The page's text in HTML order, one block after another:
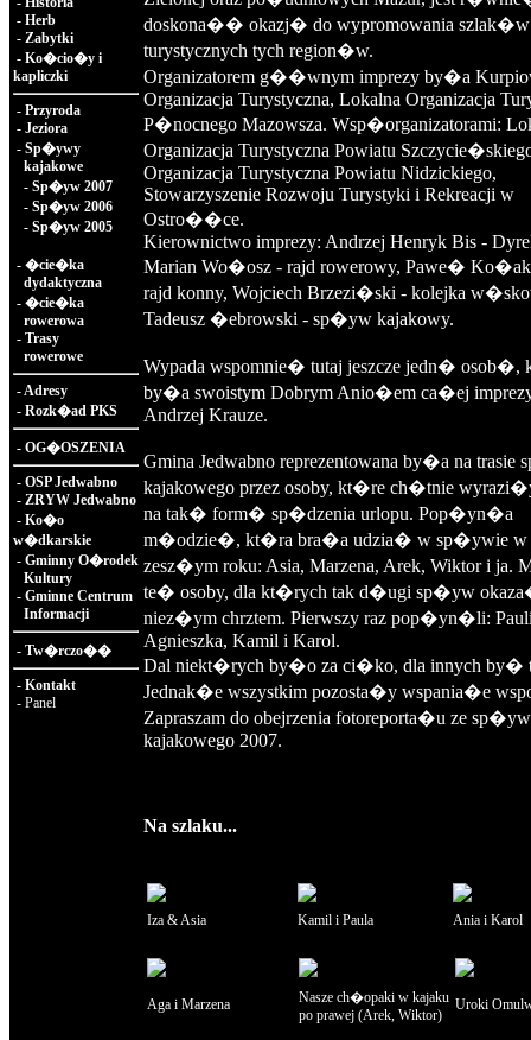
- Herb
- Zabytki
- Ko�cio�y i
kapliczki
- Przyroda
- Jeziora
- Sp�ywy
kajakowe
- Sp�yw 2007
- Sp�yw 2006
- Sp�yw 2005
- �cie�ka
dydaktyczna
- �cie�ka
rowerowa
- Trasy
rowerowe
-Adresy
- Rozk�ad PKS
- OG�OSZENIA
- OSP Jedwabno
- ZRYW Jedwabno
- Ko�o
w�dkarskie
- Gminny O�rodek
Kultury
- Gminne Centrum
Informacji
- Tw�rczo��
- Kontakt
- Panel
doskona�� okazj� do wypromowania szlak�w
turystycznych tych region�w.
Organizatorem g��wnym imprezy by�a
Organizacja Turystyczna, Lokalna Organizacja
P�nocnego Mazowsza. Wsp�organizatorami:
Organizacja Turystyczna Powiatu
Organizacja Turystyczna Powiatu Nidzickiego,
Stowarzyszenie Rozwoju Turystyki i Rekreacji w
Ostro��ce.
Kierownictwo imprezy: Andrzej Henryk Bis -
Marian Wo�osz - rajd rowerowy, Pawe�
rajd konny, Wojciech Brzezi�ski - kolejka
Tadeusz �ebrowski - sp�yw kajakowy.
Wypada wspomnie� tutaj jeszcze jedn� osob�,
by�a swoistym Dobrym Anio�em ca�ej
Andrzej Krauze.
Gmina Jedwabno reprezentowana by�a na trasie
kajakowego przez osoby, kt�re ch�tnie
na tak� form� sp�dzenia urlopu. Pop�yn�a
m�odzie�, kt�ra bra�a udzia� w sp�ywie w
zesz�ym roku: Asia, Marzena, Arek, Wiktor i ja.
te� osoby, dla kt�rych tak d�ugi sp�yw
niez�ym chrztem. Pierwszy raz pop�yn�li:
Agnieszka, Kamil i Karol.
Dal niekt�rych by�o za ci�ko, dla innych by�
Jednak�e wszystkim pozosta�y wspania�e
Zapraszam do obejrzenia fotoreporta�u ze
kajakowego 2007.
Na szlaku...
Iza & Asia Kamil i Paula Ania i Karol
Aga i Marzena
Nasze ch�opaki w kajaku
po prawej (Arek, Wiktor)
Uroki